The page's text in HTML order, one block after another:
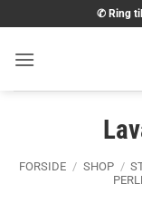
til
indhold
✆ Ring
FORSIDE / SHOP /